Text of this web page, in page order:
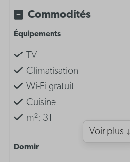
Commodités
Équipements
TV
Climatisation
Wi-Fi gratuit
Cuisine
m²: 31
Dormir
Voir plus ↓